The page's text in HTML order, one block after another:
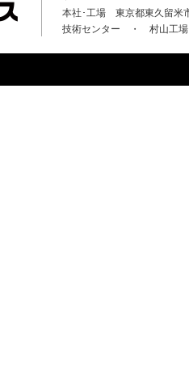
本社･工場 東京都東久留米
技術センター ・ 村山工